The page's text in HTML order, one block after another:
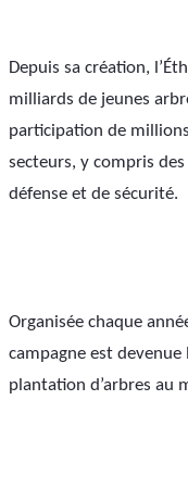
Depuis sa création,
milliards de jeunes
participation de
secteurs, y compris
défense et de sécurité.
Organisée chaque
campagne est devenue
plantation d’arbres au